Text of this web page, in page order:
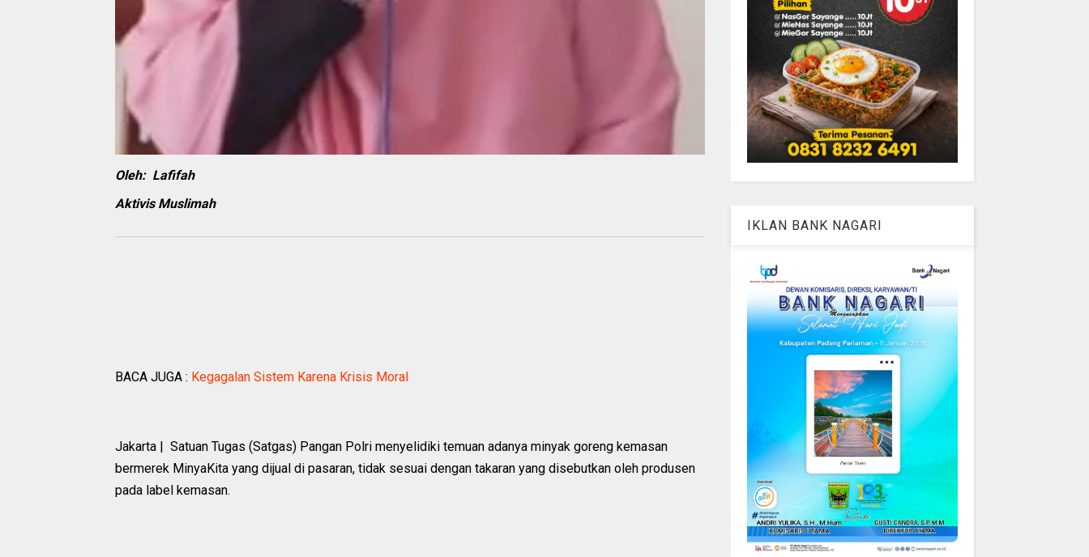
Oleh: Lafifah
Aktivis Muslimah
BACA JUGA : Kegagalan Sistem Karena Krisis Moral
Jakarta | Satuan Tugas (Satgas) Pangan Polri menyelidiki temuan adanya minyak goreng kemasan
bermerek MinyaKita yang dijual di pasaran, tidak sesuai dengan takaran yang disebutkan oleh produsen
pada label kemasan.
IKLAN BANK NAGARI